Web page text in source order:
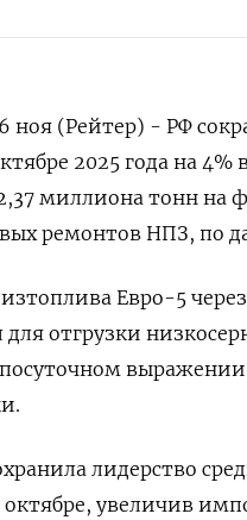
(Рейтер) - РФ
2025 года на
миллиона тонн на
ремонтов НПЗ, по
Евро-5
отгрузки
посуточном
лидерство
октябре, увеличив